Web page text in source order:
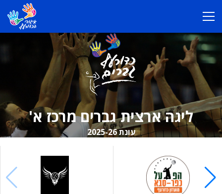
ליגה ארצית גברים מרכז א'
עונת 2025-26